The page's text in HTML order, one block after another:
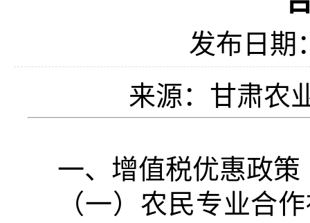
发布日期
来源：甘肃农
一、增值税优惠政策
（一）农民专业合